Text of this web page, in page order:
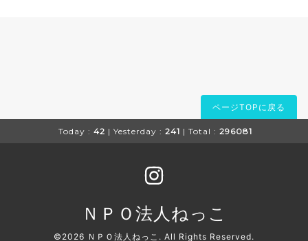
ページTOPに戻る
Today : 42 | Yesterday : 241 | Total : 296081
ＮＰＯ法人ねっこ
©2026 ＮＰＯ法人ねっこ . All Rights Reserved.